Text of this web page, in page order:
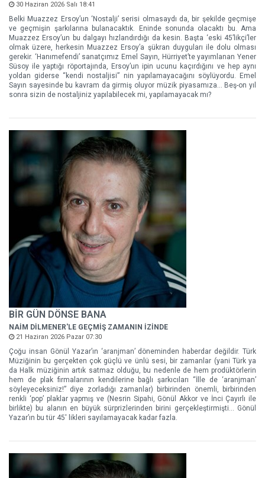
30 Haziran 2026 Salı 18:41
Belki Muazzez Ersoy’un ‘Nostalji’ serisi olmasaydı da, bir şekilde geçmişe
ve geçmişin şarkılarına bulanacaktık. Eninde sonunda olacaktı bu. Ama
Muazzez Ersoy’un bu dalgayı hızlandırdığı da kesin. Başta ‘eski 45’likçi’ler
olmak üzere, herkesin Muazzez Ersoy’a şükran duyguları ile dolu olması
gerekir. ‘Hanımefendi’ sanatçımız Emel Sayın, Hürriyet’te yayımlanan Yener
Süsoy ile yaptığı röportajında, Ersoy’un ipin ucunu kaçırdığını ve hep aynı
yoldan giderse “kendi nostaljisi” nin yapılamayacağını söylüyordu. Emel
Sayın sayesinde bu kavram da girmiş oluyor müzik piyasamıza... Beş-on yıl
sonra sizin de nostaljiniz yapılabilecek mi, yapılamayacak mı?
BİR GÜN DÖNSE BANA
NAİM DİLMENER'LE GEÇMİŞ ZAMANIN İZİNDE
21 Haziran 2026 Pazar 07:30
Çoğu insan Gönül Yazar’ın ‘aranjman’ döneminden haberdar değildir. Türk
Müziğinin bu gerçekten çok güçlü ve ünlü sesi, bir zamanlar (yani Türk ya
da Halk müziğinin artık satmaz olduğu, bu nedenle de hem prodüktörlerin
hem de plak firmalarının kendilerine bağlı şarkıcıları “İlle de ‘aranjman’
söyleyeceksiniz!” diye zorladığı zamanlar) birbirinden önemli, birbirinden
renkli ‘pop’ plaklar yapmış ve (Nesrin Sipahi, Gönül Akkor ve İnci Çayırlı ile
birlikte) bu alanın en büyük sürprizlerinden birini gerçekleştirmişti… Gönül
Yazar’ın bu tür 45' likleri sayılamayacak kadar fazla.